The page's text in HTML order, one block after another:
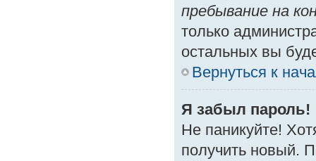
пребывание на
только
остальных вы
Вернуться к
Я забыл пароль!
Не паникуйте!
получить новый.